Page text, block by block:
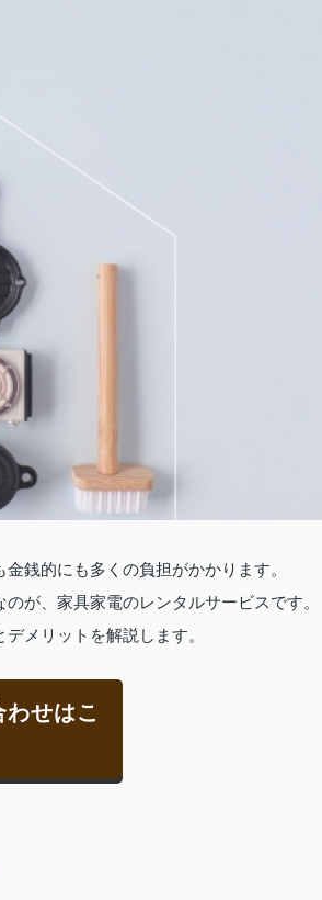
銭的にも多くの負担がかかります。
が、家具家電のレンタルサービスです。
メリットを解説します。
せはこ